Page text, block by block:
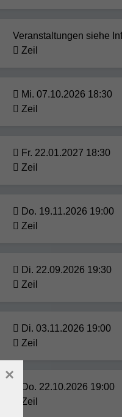
Veranstaltungen siehe
Zeil
Mi. 07.10.2026 18:30
Zeil
Fr. 22.01.2027 18:30
Zeil
Do. 19.11.2026 19:00
Zeil
Di. 22.09.2026 19:30
Zeil
Di. 03.11.2026 19:00
Zeil
Do. 22.10.2026 19:00
Zeil
×